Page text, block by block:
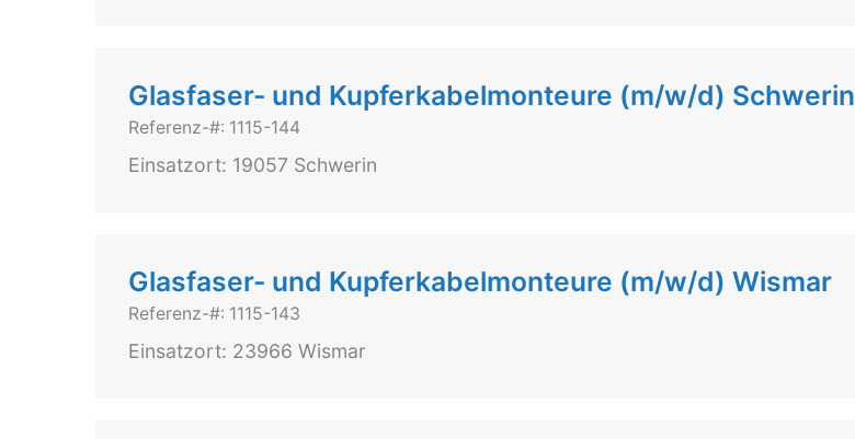
Glasfaser- und Kupferkabelmonteure (m/w/d) Schwerin
Referenz-#: 1115-144
Einsatzort: 19057 Schwerin
Glasfaser- und Kupferkabelmonteure (m/w/d) Wismar
Referenz-#: 1115-143
Einsatzort: 23966 Wismar